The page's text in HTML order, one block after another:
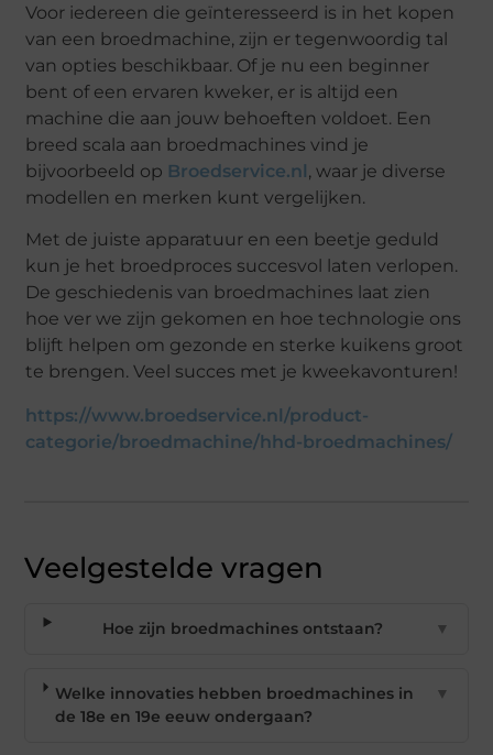
Voor iedereen die geïnteresseerd is in het kopen
van een broedmachine, zijn er tegenwoordig tal
van opties beschikbaar. Of je nu een beginner
bent of een ervaren kweker, er is altijd een
machine die aan jouw behoeften voldoet. Een
breed scala aan broedmachines vind je
bijvoorbeeld op Broedservice.nl, waar je diverse
modellen en merken kunt vergelijken.
Met de juiste apparatuur en een beetje geduld
kun je het broedproces succesvol laten verlopen.
De geschiedenis van broedmachines laat zien
hoe ver we zijn gekomen en hoe technologie ons
blijft helpen om gezonde en sterke kuikens groot
te brengen. Veel succes met je kweekavonturen!
https://www.broedservice.nl/product-
categorie/broedmachine/hhd-broedmachines/
Veelgestelde vragen
Hoe zijn broedmachines ontstaan? ▼
Welke innovaties hebben broedmachines in
de 18e en 19e eeuw ondergaan?
▼